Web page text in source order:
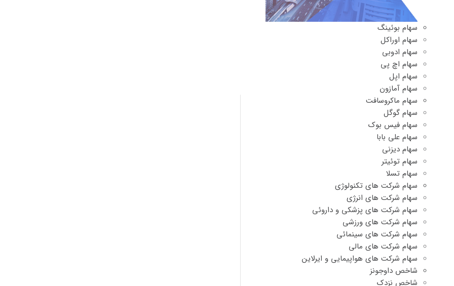
سهام بوئینگ
سهام اوراکل
سهام ادوبی
سهام اچ پی
سهام اپل
سهام آمازون
سهام ماکروسافت
سهام گوگل
سهام فیس بوک
سهام علی بابا
سهام دیزنی
سهام توئیتر
سهام تسلا
سهام شرکت های تکنولوژی
سهام شرکت های انرژی
سهام شرکت های پزشکی و داروئی
سهام شرکت های ورزشی
سهام شرکت های سینمائی
سهام شرکت های مالی
سهام شرکت های هواپیمایی و ایرلاین
شاخص داوجونز
شاخص نزدک